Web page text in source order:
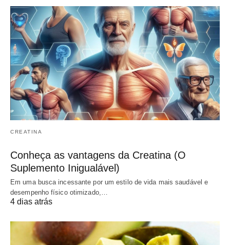
CREATINA
Conheça as vantagens da Creatina (O
Suplemento Inigualável)
Em uma busca incessante por um estilo de vida mais saudável e
desempenho físico otimizado,…
4 dias atrás